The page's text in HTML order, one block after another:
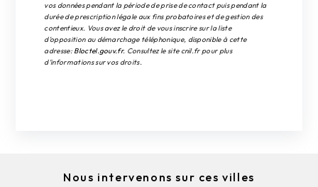
vos données pendant la période de prise de contact puis pendant la
durée de prescription légale aux fins probatoires et de gestion des
contentieux. Vous avez le droit de vous inscrire sur la liste
d'opposition au démarchage téléphonique, disponible à cette
adresse: Bloctel.gouv.fr. Consultez le site cnil.fr pour plus
d’informations sur vos droits.
Nous intervenons sur ces villes